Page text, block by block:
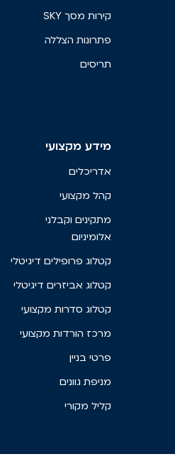
קירות מסך SKY
פתרונות הצללה
תריסים
מידע מקצועי
אדריכלים
קהל מקצועי
מתקינים וקבלני
אלומיניום
קטלוג פרופילים דיגיטלי
קטלוג אביזרים דיגיטלי
קטלוג סדרות מקצועי
מרכז הורדות מקצועי
פרטי בניין
מניפת גוונים
קליל מקורי